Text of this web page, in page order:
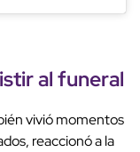
al funeral
vivió momentos
reaccionó a la